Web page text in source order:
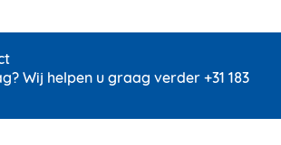
Wij helpen u graag verder +31 183